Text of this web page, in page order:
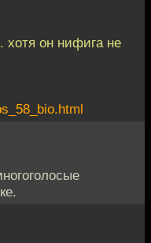
хотя он нифига не